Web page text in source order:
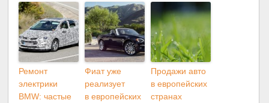
Ремонт
электрики
BMW: частые
Фиат уже
реализует
в европейских
Продажи авто
в европейских
странах